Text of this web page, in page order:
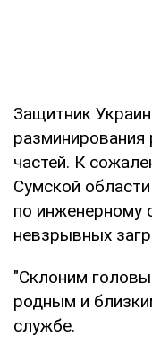
Защитник
разминирования
частей. К
Сумской
по инженерному
невзрывных
"Склоним
родным и
службе.